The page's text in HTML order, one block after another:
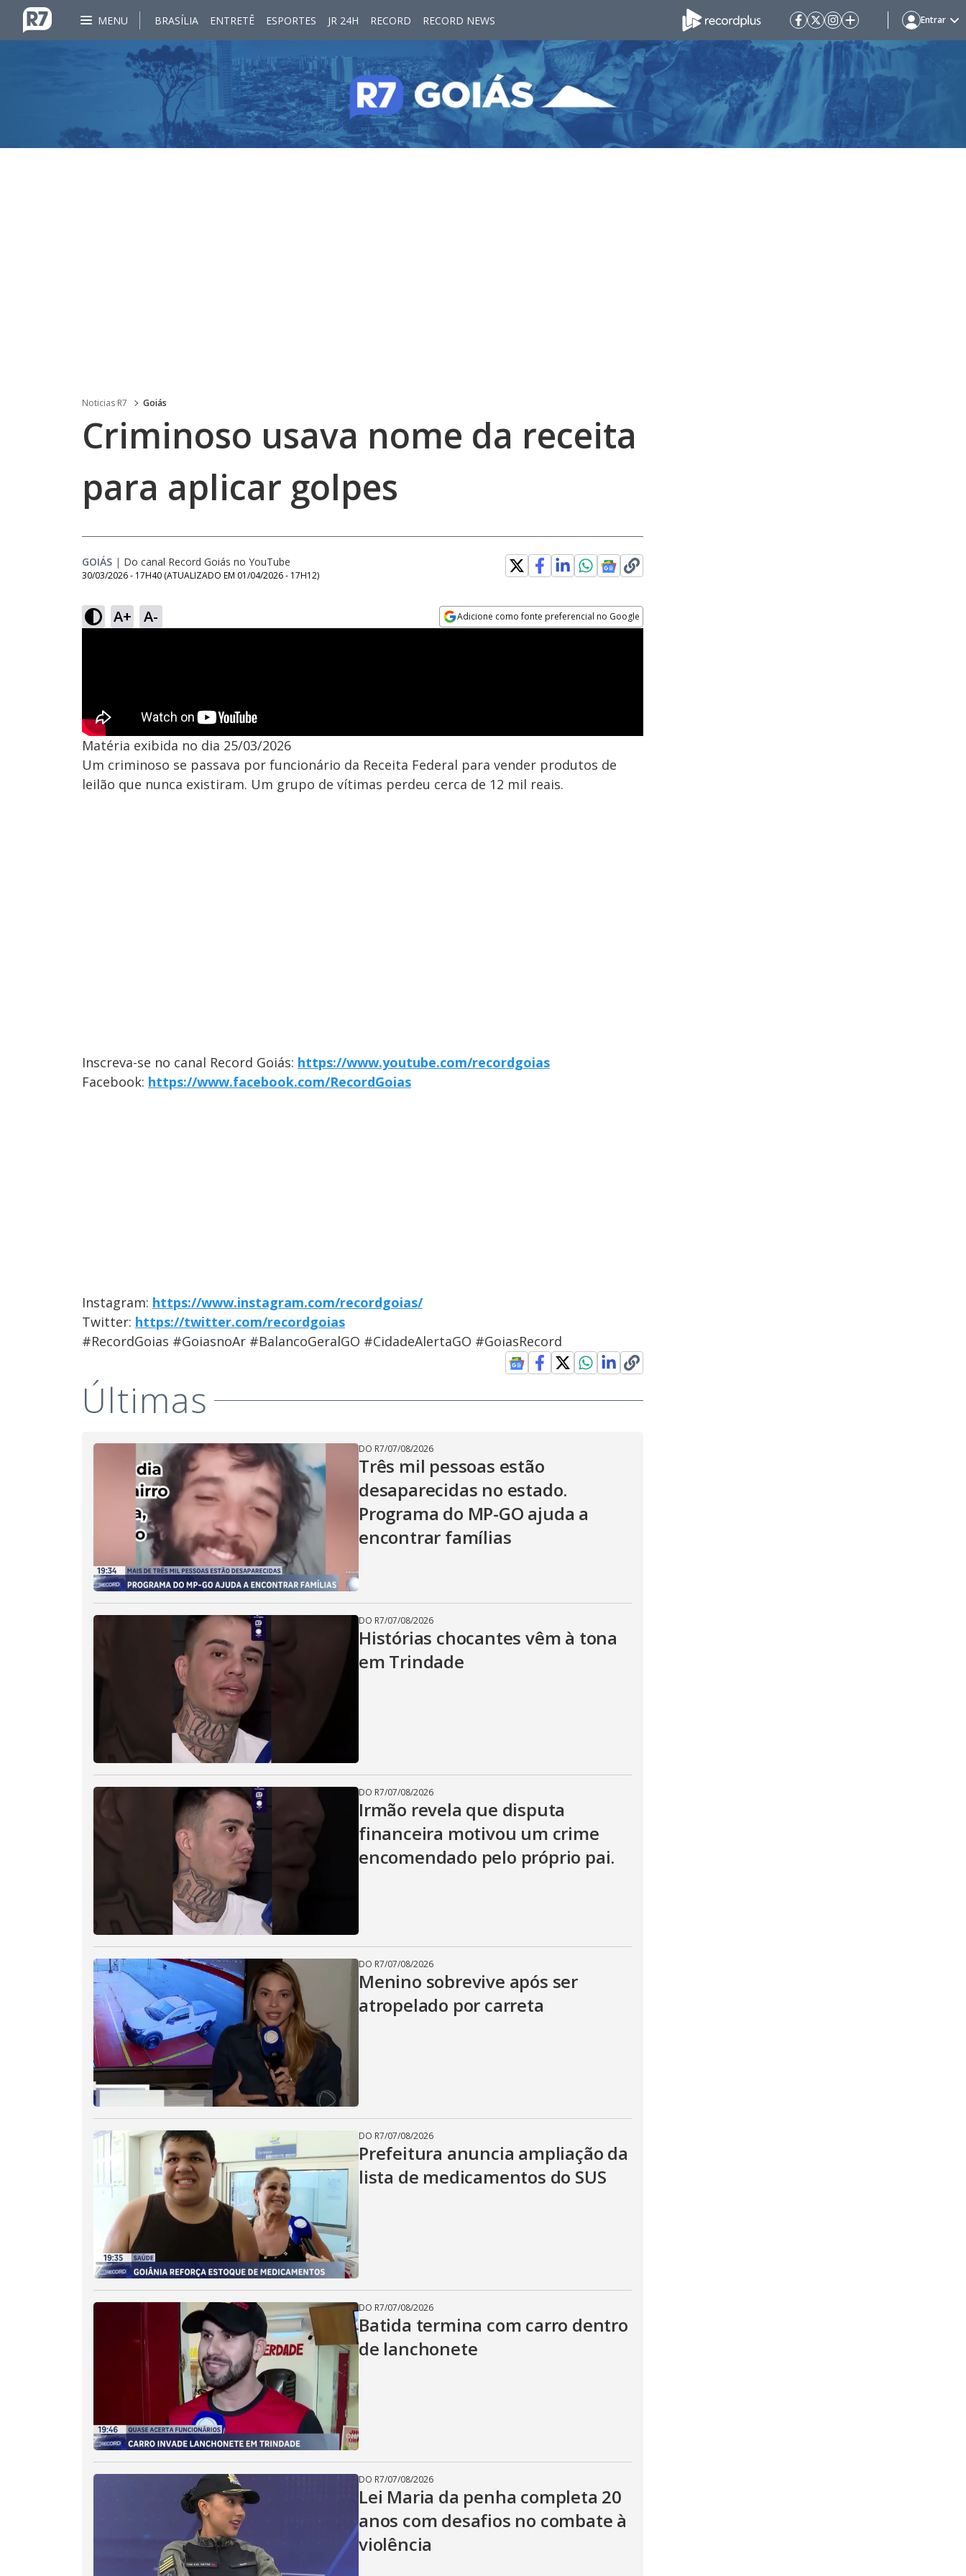
MENU BRASÍLIA ENTRETÊ ESPORTES JR 24H RECORD RECORD NEWS Entrar
Noticias R7 Goiás
Criminoso usava nome da receita
para aplicar golpes
GOIÁS | Do canal Record Goiás no YouTube
30/03/2026 - 17H40 (ATUALIZADO EM 01/04/2026 - 17H12)
A+ A- Adicione como fonte preferencial no Google
Matéria exibida no dia 25/03/2026
Um criminoso se passava por funcionário da Receita Federal para vender produtos de
leilão que nunca existiram. Um grupo de vítimas perdeu cerca de 12 mil reais.
Inscreva-se no canal Record Goiás: https://www.youtube.com/recordgoias
Facebook: https://www.facebook.com/RecordGoias
Instagram: https://www.instagram.com/recordgoias/
Twitter: https://twitter.com/recordgoias
#RecordGoias #GoiasnoAr #BalancoGeralGO #CidadeAlertaGO #GoiasRecord
Últimas
DO R7/07/08/2026
Três mil pessoas estão
desaparecidas no estado.
Programa do MP-GO ajuda a
encontrar famílias
DO R7/07/08/2026
Histórias chocantes vêm à tona
em Trindade
DO R7/07/08/2026
Irmão revela que disputa
financeira motivou um crime
encomendado pelo próprio pai.
DO R7/07/08/2026
Menino sobrevive após ser
atropelado por carreta
DO R7/07/08/2026
Prefeitura anuncia ampliação da
lista de medicamentos do SUS
DO R7/07/08/2026
Batida termina com carro dentro
de lanchonete
DO R7/07/08/2026
Lei Maria da penha completa 20
anos com desafios no combate à
violência